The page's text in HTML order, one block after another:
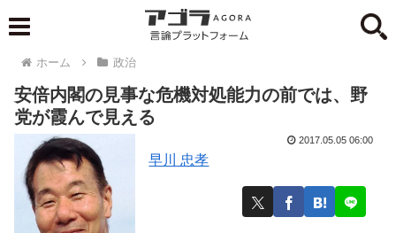
ホーム 政治
安倍内閣の見事な危機対処能力の前では、野
党が霞んで見える
早川 忠孝
2017.05.05 06:00